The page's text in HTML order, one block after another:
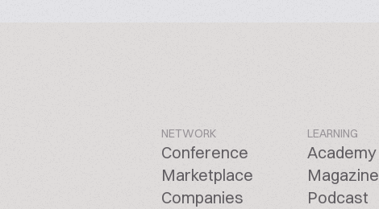
NETWORK
Conference
Marketplace
Companies
LEARNING
Academy
Magazine
Podcast